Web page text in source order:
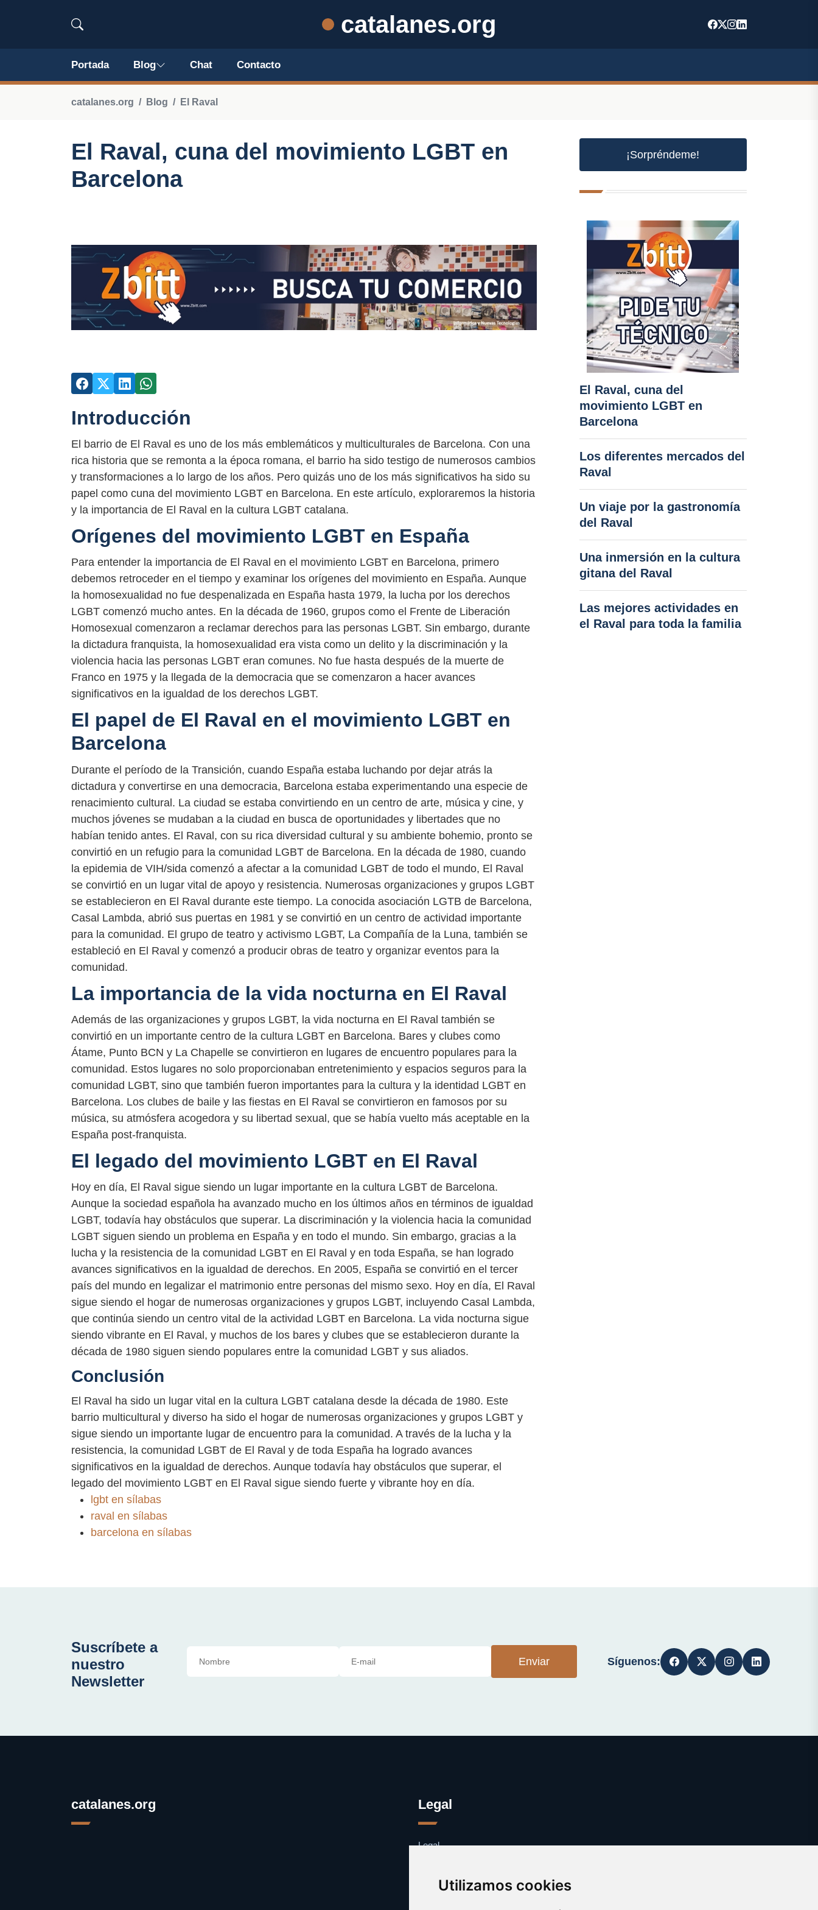
Utilizamos cookies
catalanes.org
Portada Blog Chat Contacto
catalanes.org Blog El Raval
El Raval, cuna del movimiento LGBT en
Barcelona
Introducción
El barrio de El Raval es uno de los más emblemáticos y multiculturales de Barcelona. Con una
rica historia que se remonta a la época romana, el barrio ha sido testigo de numerosos cambios
y transformaciones a lo largo de los años. Pero quizás uno de los más significativos ha sido su
papel como cuna del movimiento LGBT en Barcelona. En este artículo, exploraremos la historia
y la importancia de El Raval en la cultura LGBT catalana.
Orígenes del movimiento LGBT en España
Para entender la importancia de El Raval en el movimiento LGBT en Barcelona, primero
debemos retroceder en el tiempo y examinar los orígenes del movimiento en España. Aunque
la homosexualidad no fue despenalizada en España hasta 1979, la lucha por los derechos
LGBT comenzó mucho antes. En la década de 1960, grupos como el Frente de Liberación
Homosexual comenzaron a reclamar derechos para las personas LGBT. Sin embargo, durante
la dictadura franquista, la homosexualidad era vista como un delito y la discriminación y la
violencia hacia las personas LGBT eran comunes. No fue hasta después de la muerte de
Franco en 1975 y la llegada de la democracia que se comenzaron a hacer avances
significativos en la igualdad de los derechos LGBT.
El papel de El Raval en el movimiento LGBT en
Barcelona
Durante el período de la Transición, cuando España estaba luchando por dejar atrás la
dictadura y convertirse en una democracia, Barcelona estaba experimentando una especie de
renacimiento cultural. La ciudad se estaba convirtiendo en un centro de arte, música y cine, y
muchos jóvenes se mudaban a la ciudad en busca de oportunidades y libertades que no
habían tenido antes. El Raval, con su rica diversidad cultural y su ambiente bohemio, pronto se
convirtió en un refugio para la comunidad LGBT de Barcelona. En la década de 1980, cuando
la epidemia de VIH/sida comenzó a afectar a la comunidad LGBT de todo el mundo, El Raval
se convirtió en un lugar vital de apoyo y resistencia. Numerosas organizaciones y grupos LGBT
se establecieron en El Raval durante este tiempo. La conocida asociación LGTB de Barcelona,
Casal Lambda, abrió sus puertas en 1981 y se convirtió en un centro de actividad importante
para la comunidad. El grupo de teatro y activismo LGBT, La Compañía de la Luna, también se
estableció en El Raval y comenzó a producir obras de teatro y organizar eventos para la
comunidad.
La importancia de la vida nocturna en El Raval
Además de las organizaciones y grupos LGBT, la vida nocturna en El Raval también se
convirtió en un importante centro de la cultura LGBT en Barcelona. Bares y clubes como
Átame, Punto BCN y La Chapelle se convirtieron en lugares de encuentro populares para la
comunidad. Estos lugares no solo proporcionaban entretenimiento y espacios seguros para la
comunidad LGBT, sino que también fueron importantes para la cultura y la identidad LGBT en
Barcelona. Los clubes de baile y las fiestas en El Raval se convirtieron en famosos por su
música, su atmósfera acogedora y su libertad sexual, que se había vuelto más aceptable en la
España post-franquista.
El legado del movimiento LGBT en El Raval
Hoy en día, El Raval sigue siendo un lugar importante en la cultura LGBT de Barcelona.
Aunque la sociedad española ha avanzado mucho en los últimos años en términos de igualdad
LGBT, todavía hay obstáculos que superar. La discriminación y la violencia hacia la comunidad
LGBT siguen siendo un problema en España y en todo el mundo. Sin embargo, gracias a la
lucha y la resistencia de la comunidad LGBT en El Raval y en toda España, se han logrado
avances significativos en la igualdad de derechos. En 2005, España se convirtió en el tercer
país del mundo en legalizar el matrimonio entre personas del mismo sexo. Hoy en día, El Raval
sigue siendo el hogar de numerosas organizaciones y grupos LGBT, incluyendo Casal Lambda,
que continúa siendo un centro vital de la actividad LGBT en Barcelona. La vida nocturna sigue
siendo vibrante en El Raval, y muchos de los bares y clubes que se establecieron durante la
década de 1980 siguen siendo populares entre la comunidad LGBT y sus aliados.
Conclusión
El Raval ha sido un lugar vital en la cultura LGBT catalana desde la década de 1980. Este
barrio multicultural y diverso ha sido el hogar de numerosas organizaciones y grupos LGBT y
sigue siendo un importante lugar de encuentro para la comunidad. A través de la lucha y la
resistencia, la comunidad LGBT de El Raval y de toda España ha logrado avances
significativos en la igualdad de derechos. Aunque todavía hay obstáculos que superar, el
legado del movimiento LGBT en El Raval sigue siendo fuerte y vibrante hoy en día.
lgbt en sílabas
raval en sílabas
barcelona en sílabas
¡Sorpréndeme!
El Raval, cuna del
movimiento LGBT en
Barcelona
Los diferentes mercados del
Raval
Un viaje por la gastronomía
del Raval
Una inmersión en la cultura
gitana del Raval
Las mejores actividades en
el Raval para toda la familia
Suscríbete a
nuestro
Newsletter
Enviar Síguenos:
catalanes.org Legal
Legal
Contacto